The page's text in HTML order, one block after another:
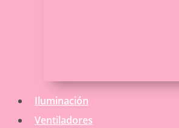
Iluminación
Ventiladores